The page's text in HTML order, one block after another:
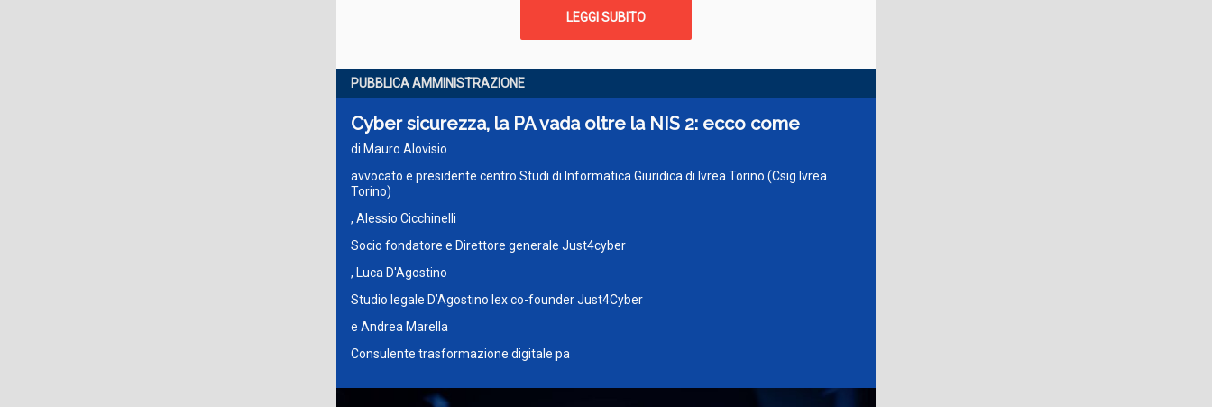
LEGGI SUBITO
PUBBLICA AMMINISTRAZIONE
Cyber sicurezza, la PA vada oltre la NIS 2: ecco come
di Mauro Alovisio
avvocato e presidente centro Studi di Informatica Giuridica di Ivrea Torino (Csig Ivrea
Torino)
, Alessio Cicchinelli
Socio fondatore e Direttore generale Just4cyber
, Luca D'Agostino
Studio legale D’Agostino lex co-founder Just4Cyber
e Andrea Marella
Consulente trasformazione digitale pa